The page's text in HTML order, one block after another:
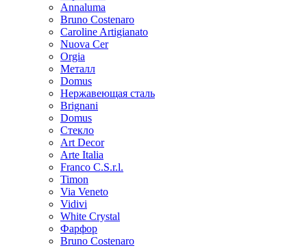
Annaluma
Bruno Costenaro
Caroline Artigianato
Nuova Cer
Orgia
Металл
Domus
Нержавеющая сталь
Brignani
Domus
Стекло
Art Decor
Arte Italia
Franco C.S.r.l.
Timon
Via Veneto
Vidivi
White Crystal
Фарфор
Bruno Costenaro